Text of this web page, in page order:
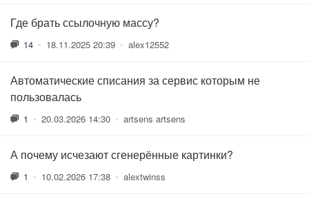
Где брать ссылочную массу?
14 • 18.11.2025 20:39 • alex12552
Автоматические списания за сервис которым не
пользовалась
1 • 20.03.2026 14:30 • artsens artsens
А почему исчезают сгенерённые картинки?
1 • 10.02.2026 17:38 • alextwinss